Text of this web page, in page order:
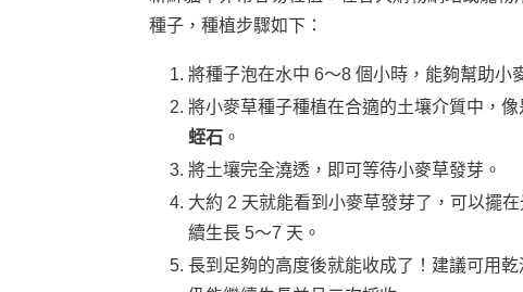
種子，種植步驟如下：
將種子泡在水中 6～8 個小時，能夠幫助小
將小麥草種子種植在合適的土壤介質中，
蛭石 。
將土壤完全澆透，即可等待小麥草發芽。
大約 2 天就能看到小麥草發芽了，可以擺
續生長 5～7 天。
長到足夠的高度後就能收成了！建議可用